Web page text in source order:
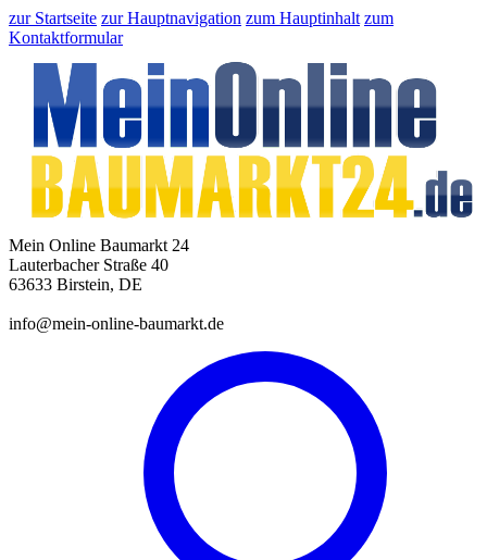
zur Startseite zur Hauptnavigation zum Hauptinhalt zum
Kontaktformular
Mein Online Baumarkt 24
Lauterbacher Straße 40
63633 Birstein, DE
info@mein-online-baumarkt.de